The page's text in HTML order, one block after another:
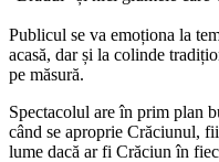
Publicul se va emoționa la
acasă, dar și la colinde
pe măsură.
Spectacolul are în prim plan
când se aproprie Crăciunul,
lume dacă ar fi Crăciun în